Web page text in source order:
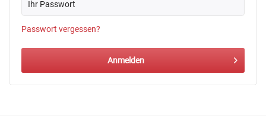
Passwort vergessen?
Anmelden